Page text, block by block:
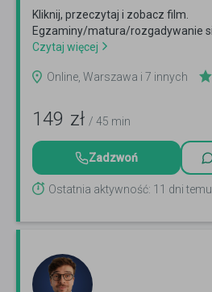
Kliknij, przeczytaj i zobacz film.
Egzaminy/matura/rozgadywanie
Czytaj więcej
Online, Warszawa i 7 innych
149 zł / 45 min
Zadzwoń
Ostatnia aktywność: 11 dni temu